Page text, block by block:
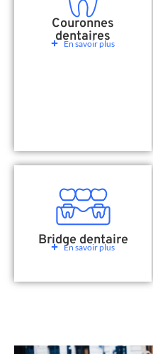
Couronnes
dentaires
En savoir plus
Bridge dentaire
En savoir plus